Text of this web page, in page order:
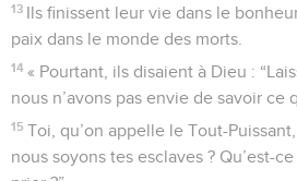
13 Ils finissent leur vie dans le
paix dans le monde des morts.
14 « Pourtant, ils disaient à Dieu :
nous n’avons pas envie de savoir ce
15 Toi, qu’on appelle le Tout-
nous soyons tes esclaves ? Qu’est-